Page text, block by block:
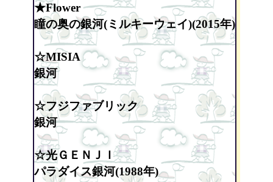
★Flower
瞳の奥の銀河(ミルキーウェイ)(2015年)
☆MISIA
銀河
☆フジファブリック
銀河
☆光ＧＥＮＪＩ
パラダイス銀河(1988年)